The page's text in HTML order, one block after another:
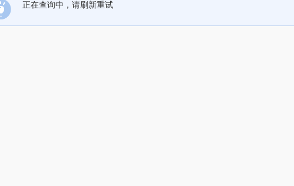
正在查询中，请刷新重试